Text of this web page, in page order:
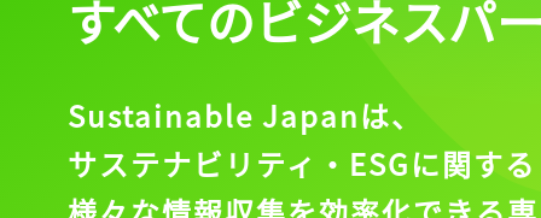
すべてのビジネスパ
Sustainable Japanは、
サステナビリティ・ESGに関する